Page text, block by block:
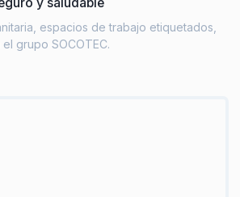
espacios de trabajo etiquetados,
grupo SOCOTEC.